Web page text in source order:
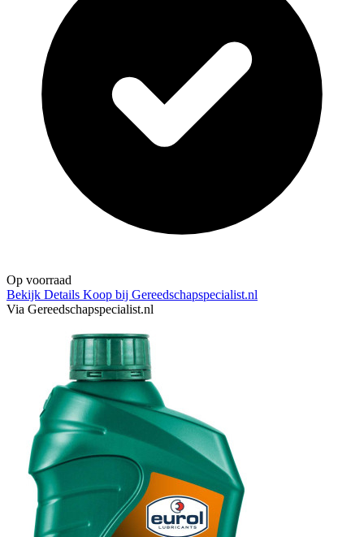
Op voorraad
Bekijk Details Koop bij Gereedschapspecialist.nl
Via Gereedschapspecialist.nl